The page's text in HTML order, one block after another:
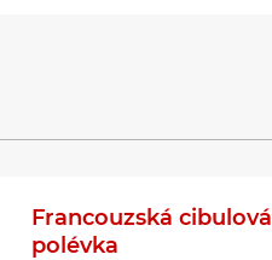
Francouzská cibulová
polévka